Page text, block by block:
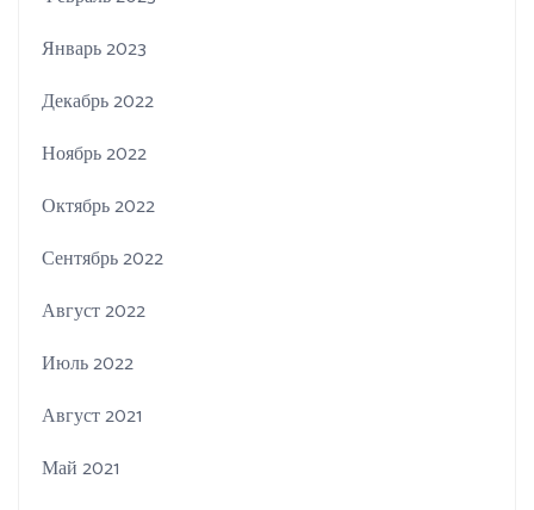
Январь 2023
Декабрь 2022
Ноябрь 2022
Октябрь 2022
Сентябрь 2022
Август 2022
Июль 2022
Август 2021
Май 2021